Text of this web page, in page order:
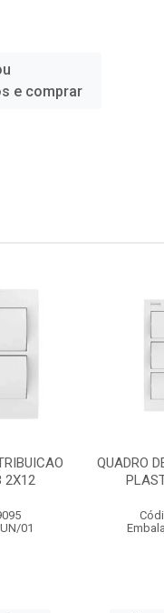
e comprar
3X12
UN/01